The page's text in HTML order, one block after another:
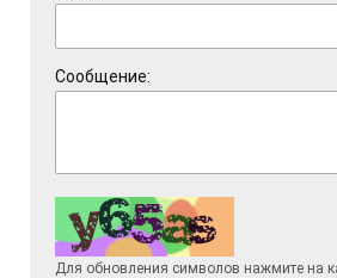
Сообщение:
Для обновления символов нажмите на